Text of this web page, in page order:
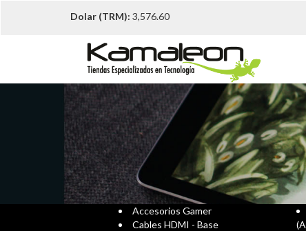
Dolar (TRM): 3,576.60
Accesorios Gamer
Cables HDMI - Base